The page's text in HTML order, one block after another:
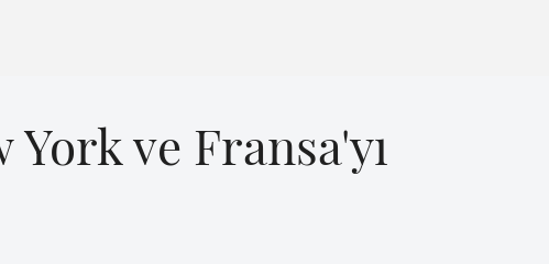
ve Fransa'yı